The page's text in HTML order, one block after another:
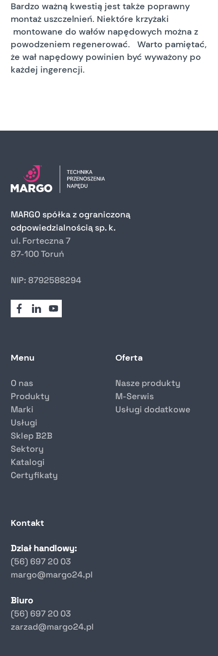
Bardzo ważną kwestią jest także poprawny
montaż uszczelnień. Niektóre krzyżaki
montowane do wałów napędowych można z
powodzeniem regenerować. Warto pamiętać,
że wał napędowy powinien być wyważony po
każdej ingerencji.
MARGO spółka z ograniczoną
odpowiedzialnością sp. k.
ul. Forteczna 7
87-100 Toruń
NIP: 8792588294
Menu
O nas
Produkty
Marki
Usługi
Sklep B2B
Sektory
Katalogi
Certyfikaty
Oferta
Nasze produkty
M-Serwis
Usługi dodatkowe
Kontakt
Dział handlowy:
(56) 697 20 03
margo@margo24.pl
Biuro
(56) 697 20 03
zarzad@margo24.pl